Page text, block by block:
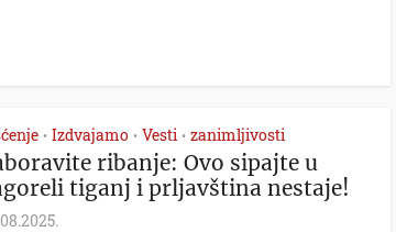
• Izdvajamo • Vesti • zanimljivosti
ribanje: Ovo sipajte u
tiganj i prljavština nestaje!